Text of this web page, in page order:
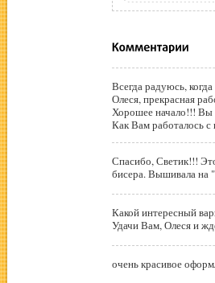
Всегда радуюсь,
Олеся, прекрасная
Хорошее начало!!! Вы
Как Вам работалось
Спасибо, Светик!!!
Какой интересный
Удачи Вам, Олеся и
очень красивое